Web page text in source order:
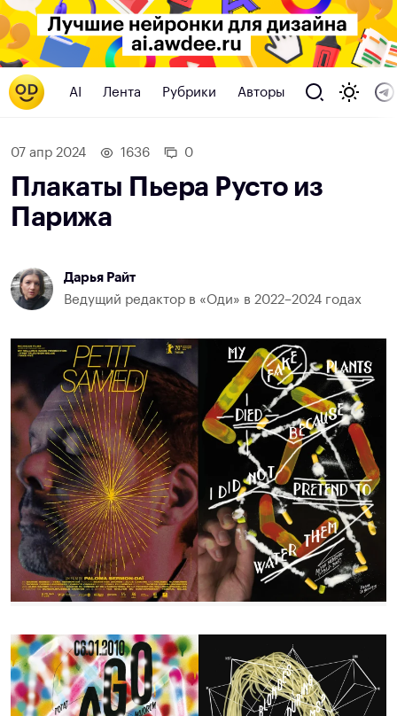
AI Лента Рубрики Авторы
07 апр 2024 1636 0
Плакаты Пьера Русто из
Парижа
Дарья Райт
Ведущий редактор в «Оди» в 2022–2024 годах